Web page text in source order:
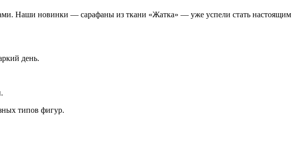
Наши новинки — сарафаны из ткани «Жатка» — уже успели стать настоящим
день.
типов фигур.